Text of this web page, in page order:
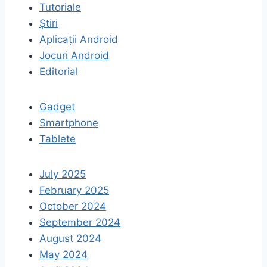
Tutoriale
Știri
Aplicații Android
Jocuri Android
Editorial
Gadget
Smartphone
Tablete
July 2025
February 2025
October 2024
September 2024
August 2024
May 2024